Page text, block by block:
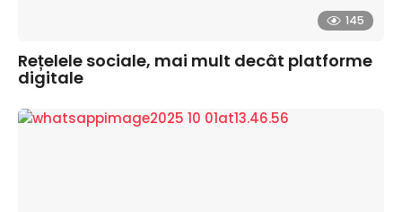
145
Rețelele sociale, mai mult decât platforme
digitale